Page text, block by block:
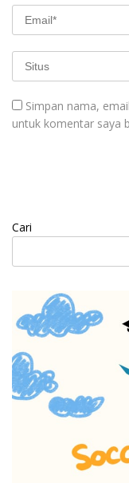
Simpan nama,
untuk komentar saya
Cari